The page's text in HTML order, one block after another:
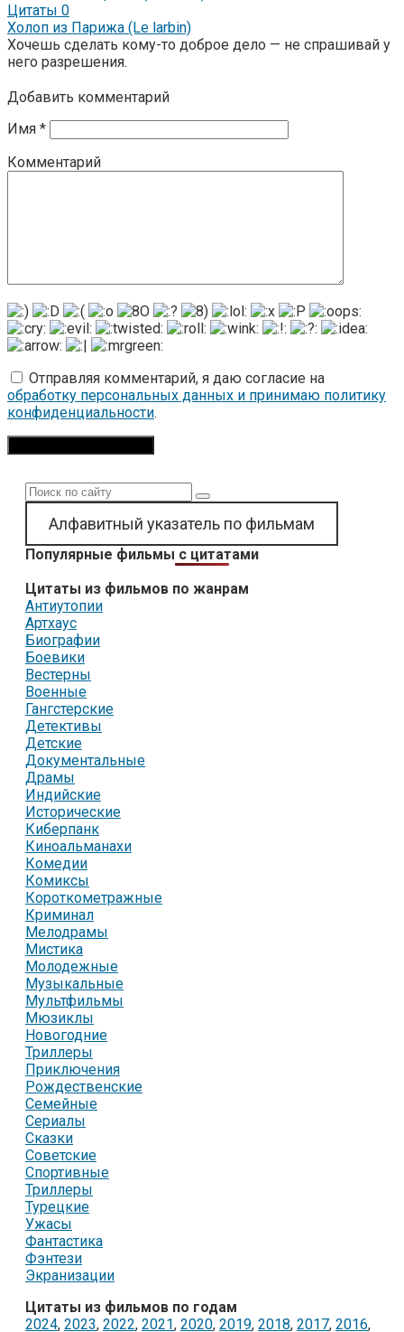
Цитаты 0
Холоп из Парижа (Le larbin)
Хочешь сделать кому-то доброе дело — не спрашивай у
него разрешения.
Добавить комментарий
Имя *
Комментарий
Отправляя комментарий, я даю согласие на
обработку персональных данных и принимаю политику
конфиденциальности.
Поиск:
Алфавитный указатель по фильмам
Популярные фильмы с цитатами
Цитаты из фильмов по жанрам
Антиутопии
Артхаус
Биографии
Боевики
Вестерны
Военные
Гангстерские
Детективы
Детские
Документальные
Драмы
Индийские
Исторические
Киберпанк
Киноальманахи
Комедии
Комиксы
Короткометражные
Криминал
Мелодрамы
Мистика
Молодежные
Музыкальные
Мультфильмы
Мюзиклы
Новогодние
Триллеры
Приключения
Рождественские
Семейные
Сериалы
Сказки
Советские
Спортивные
Триллеры
Турецкие
Ужасы
Фантастика
Фэнтези
Экранизации
Цитаты из фильмов по годам
2024, 2023, 2022, 2021, 2020, 2019, 2018, 2017, 2016,